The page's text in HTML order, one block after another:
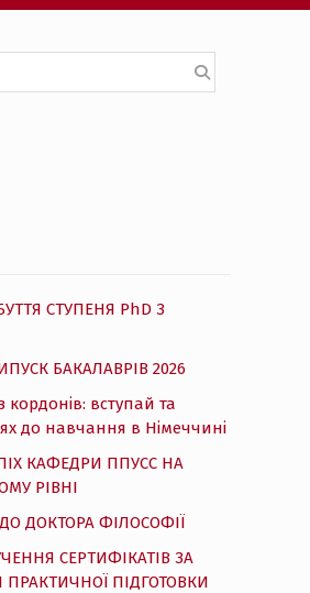
СТУПЕНЯ PhD З
БАКАЛАВРІВ 2026
кордонів: вступай та
до навчання в Німеччині
КАФЕДРИ ППУСС НА
РІВНІ
ДОКТОРА ФІЛОСОФІЇ
СЕРТИФІКАТІВ ЗА
ПРАКТИЧНОЇ ПІДГОТОВКИ